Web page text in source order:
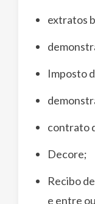
extratos
Imposto
contrato
Decore;
Recibo
e entre